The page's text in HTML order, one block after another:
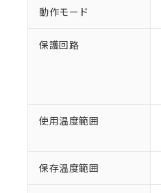
動作モード
保護回路
使用温度範囲
保存温度範囲